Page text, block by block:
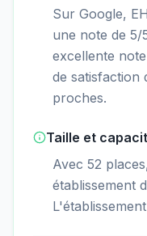
Sur Google,
une note de 5/
excellente
de satisfaction
proches.
Taille et
Avec 52
établissement